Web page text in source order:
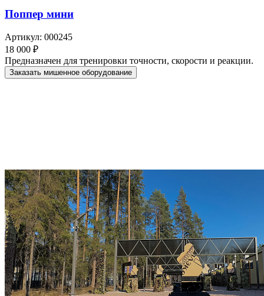
Поппер мини
Артикул: 000245
18 000 ₽
Предназначен для тренировки точности, скорости и реакции.
Заказать мишенное оборудование